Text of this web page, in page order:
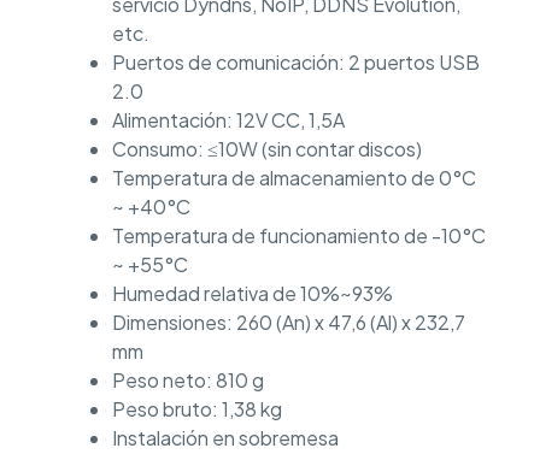
etc.
Puertos de comunicación: 2 puertos USB
2.0
Alimentación: 12V CC, 1,5A
Consumo: ≤10W (sin contar discos)
Temperatura de almacenamiento de 0°C
~ +40°C
Temperatura de funcionamiento de -10°C
~ +55°C
Humedad relativa de 10%~93%
Dimensiones: 260 (An) x 47,6 (Al) x 232,7
mm
Peso neto: 810 g
Peso bruto: 1,38 kg
Instalación en sobremesa